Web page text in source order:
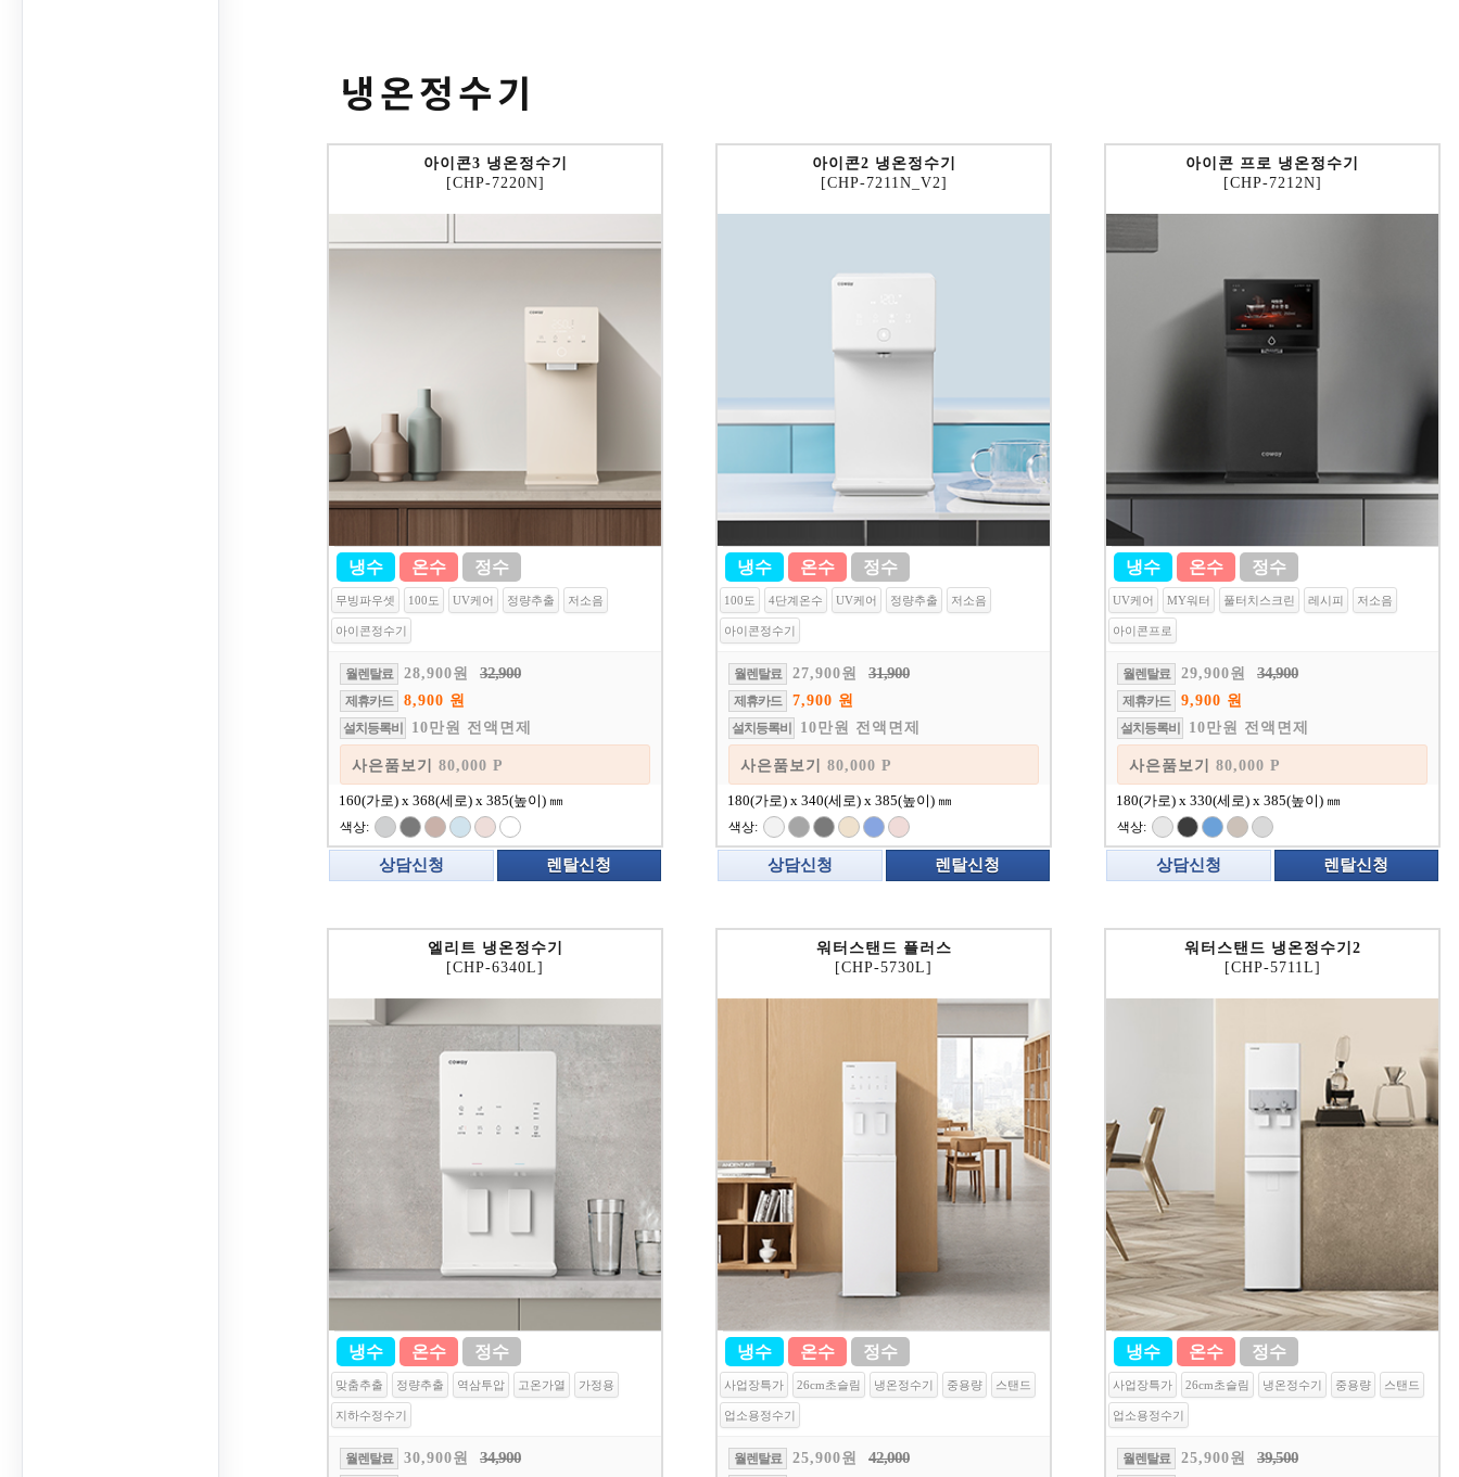
냉온정수기
아이콘3 냉온정수기
[CHP-7220N]
냉수 온수 정수
무빙파우셋 100도 UV케어 정량추출 저소음
아이콘정수기
월렌탈료 28,900원 32,900
제휴카드 8,900 원
설치등록비 10만원 전액면제
사은품보기
160(가로) x 368(세로) x 385(높이) ㎜
색상:
상담신청 렌탈신청
아이콘2 냉온정수기
[CHP-7211N_V2]
냉수 온수 정수
100도 4단계온수 UV케어 정량추출 저소음
아이콘정수기
월렌탈료 27,900원 31,900
제휴카드 7,900 원
설치등록비 10만원 전액면제
사은품보기
180(가로) x 340(세로) x 385(높이) ㎜
색상:
상담신청 렌탈신청
아이콘 프로 냉온정수기
[CHP-7212N]
냉수 온수 정수
UV케어 MY워터 풀터치스크린 레시피 저소음
아이콘프로
월렌탈료 29,900원 34,900
제휴카드 9,900 원
설치등록비 10만원 전액면제
사은품보기
180(가로) x 330(세로) x 385(높이) ㎜
색상:
상담신청 렌탈신청
엘리트 냉온정수기
[CHP-6340L]
냉수 온수 정수
맞춤추출 정량추출 역삼투압 고온가열 가정용
지하수정수기
월렌탈료 30,900원 34,900
워터스탠드 플러스
[CHP-5730L]
냉수 온수 정수
사업장특가 26cm초슬림 냉온정수기 중용량 스탠드
업소용정수기
월렌탈료 25,900원 42,000
워터스탠드 냉온정수기2
[CHP-5711L]
냉수 온수 정수
사업장특가 26cm초슬림 냉온정수기 중용량 스탠드
업소용정수기
월렌탈료 25,900원 39,500